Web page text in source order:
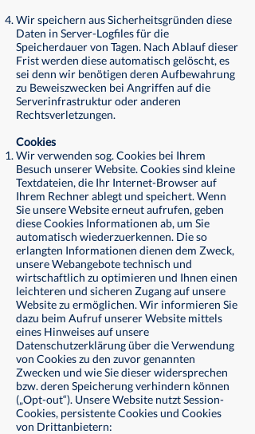
Wir speichern aus Sicherheitsgründen diese
Daten in Server-Logfiles für die
Speicherdauer von Tagen. Nach Ablauf dieser
Frist werden diese automatisch gelöscht, es
sei denn wir benötigen deren Aufbewahrung
zu Beweiszwecken bei Angriffen auf die
Serverinfrastruktur oder anderen
Rechtsverletzungen.
Cookies
Wir verwenden sog. Cookies bei Ihrem
Besuch unserer Website. Cookies sind kleine
Textdateien, die Ihr Internet-Browser auf
Ihrem Rechner ablegt und speichert. Wenn
Sie unsere Website erneut aufrufen, geben
diese Cookies Informationen ab, um Sie
automatisch wiederzuerkennen. Die so
erlangten Informationen dienen dem Zweck,
unsere Webangebote technisch und
wirtschaftlich zu optimieren und Ihnen einen
leichteren und sicheren Zugang auf unsere
Website zu ermöglichen. Wir informieren Sie
dazu beim Aufruf unserer Website mittels
eines Hinweises auf unsere
Datenschutzerklärung über die Verwendung
von Cookies zu den zuvor genannten
Zwecken und wie Sie dieser widersprechen
bzw. deren Speicherung verhindern können
(„Opt-out“). Unsere Website nutzt Session-
Cookies, persistente Cookies und Cookies
von Drittanbietern: